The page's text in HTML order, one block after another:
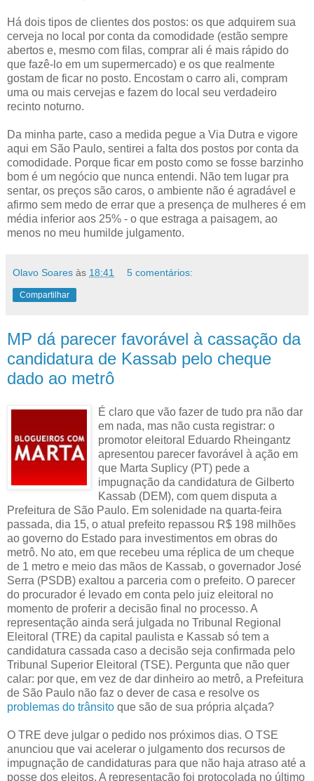
Há dois tipos de clientes dos postos: os que adquirem sua
cerveja no local por conta da comodidade (estão sempre
abertos e, mesmo com filas, comprar ali é mais rápido do
que fazê-lo em um supermercado) e os que realmente
gostam de ficar no posto. Encostam o carro ali, compram
uma ou mais cervejas e fazem do local seu verdadeiro
recinto noturno.
Da minha parte, caso a medida pegue a Via Dutra e vigore
aqui em São Paulo, sentirei a falta dos postos por conta da
comodidade. Porque ficar em posto como se fosse barzinho
bom é um negócio que nunca entendi. Não tem lugar pra
sentar, os preços são caros, o ambiente não é agradável e
afirmo sem medo de errar que a presença de mulheres é em
média inferior aos 25% - o que estraga a paisagem, ao
menos no meu humilde julgamento.
Olavo Soares às 18:41 5 comentários:
Compartilhar
MP dá parecer favorável à cassação da
candidatura de Kassab pelo cheque
dado ao metrô
É claro que vão fazer de tudo pra não dar
em nada, mas não custa registrar: o
promotor eleitoral Eduardo Rheingantz
apresentou parecer favorável à ação em
que Marta Suplicy (PT) pede a
impugnação da candidatura de Gilberto
Kassab (DEM), com quem disputa a
Prefeitura de São Paulo. Em solenidade na quarta-feira
passada, dia 15, o atual prefeito repassou R$ 198 milhões
ao governo do Estado para investimentos em obras do
metrô. No ato, em que recebeu uma réplica de um cheque
de 1 metro e meio das mãos de Kassab, o governador José
Serra (PSDB) exaltou a parceria com o prefeito. O parecer
do procurador é levado em conta pelo juiz eleitoral no
momento de proferir a decisão final no processo. A
representação ainda será julgada no Tribunal Regional
Eleitoral (TRE) da capital paulista e Kassab só tem a
candidatura cassada caso a decisão seja confirmada pelo
Tribunal Superior Eleitoral (TSE). Pergunta que não quer
calar: por que, em vez de dar dinheiro ao metrô, a Prefeitura
de São Paulo não faz o dever de casa e resolve os
problemas do trânsito que são de sua própria alçada?
O TRE deve julgar o pedido nos próximos dias. O TSE
anunciou que vai acelerar o julgamento dos recursos de
impugnação de candidaturas para que não haja atraso até a
posse dos eleitos. A representação foi protocolada no último